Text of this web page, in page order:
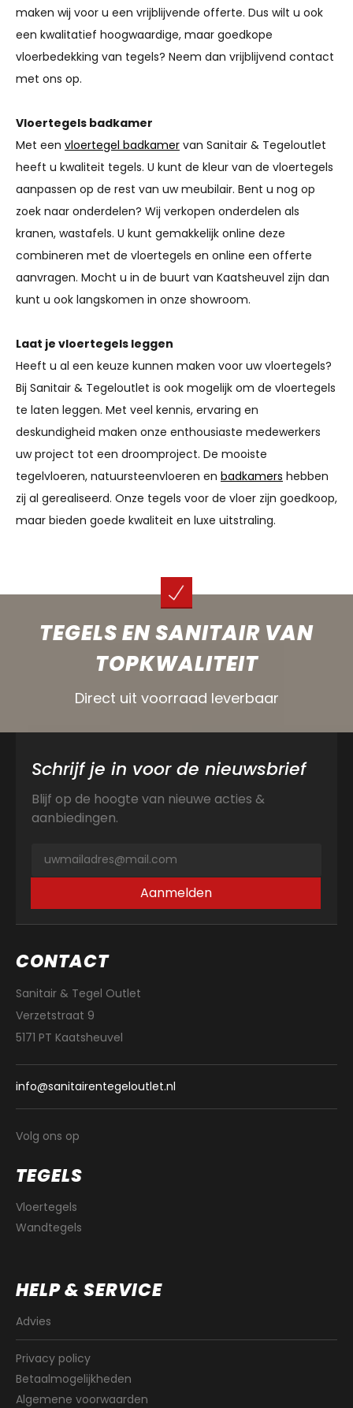
maken wij voor u een vrijblijvende offerte. Dus wilt u ook
een kwalitatief hoogwaardige, maar goedkope
vloerbedekking van tegels? Neem dan vrijblijvend contact
met ons op.
Vloertegels badkamer
Met een vloertegel badkamer van Sanitair & Tegeloutlet
heeft u kwaliteit tegels. U kunt de kleur van de vloertegels
aanpassen op de rest van uw meubilair. Bent u nog op
zoek naar onderdelen? Wij verkopen onderdelen als
kranen, wastafels. U kunt gemakkelijk online deze
combineren met de vloertegels en online een offerte
aanvragen. Mocht u in de buurt van Kaatsheuvel zijn dan
kunt u ook langskomen in onze showroom.
Laat je vloertegels leggen
Heeft u al een keuze kunnen maken voor uw vloertegels?
Bij Sanitair & Tegeloutlet is ook mogelijk om de vloertegels
te laten leggen. Met veel kennis, ervaring en
deskundigheid maken onze enthousiaste medewerkers
uw project tot een droomproject. De mooiste
tegelvloeren, natuursteenvloeren en badkamers hebben
zij al gerealiseerd. Onze tegels voor de vloer zijn goedkoop,
maar bieden goede kwaliteit en luxe uitstraling.
TEGELS EN SANITAIR VAN
TOPKWALITEIT
Direct uit voorraad leverbaar
Schrijf je in voor de nieuwsbrief
Blijf op de hoogte van nieuwe acties &
aanbiedingen.
Aanmelden
CONTACT
Sanitair & Tegel Outlet
Verzetstraat 9
5171 PT Kaatsheuvel
info@sanitairentegeloutlet.nl
Volg ons op
TEGELS
Vloertegels
Wandtegels
HELP & SERVICE
Advies
Privacy policy
Betaalmogelijkheden
Algemene voorwaarden